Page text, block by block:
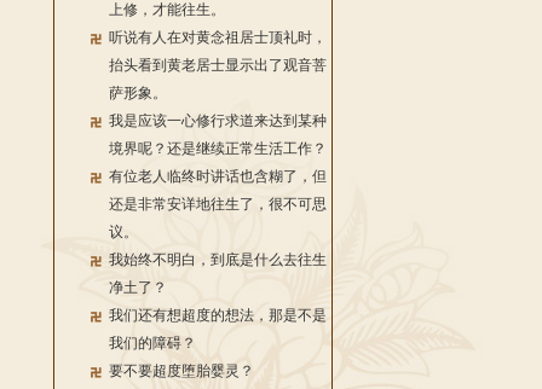
上修，才能往生。
听说有人在对黄念祖居士顶礼时，
抬头看到黄老居士显示出了观音菩
萨形象。
我是应该一心修行求道来达到某种
境界呢？还是继续正常生活工作？
有位老人临终时讲话也含糊了，但
还是非常安详地往生了，很不可思
议。
我始终不明白，到底是什么去往生
净土了？
我们还有想超度的想法，那是不是
我们的障碍？
要不要超度堕胎婴灵？